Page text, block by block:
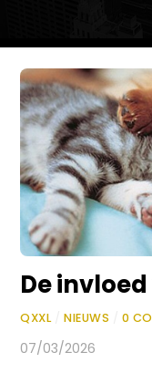
De
QXXL NIEUWS 0
07/03/2026